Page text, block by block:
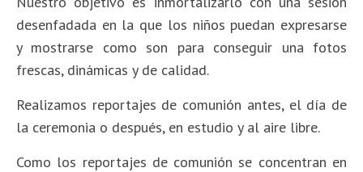
desenfadada en la que los niños puedan expresarse
y mostrarse como son para conseguir una fotos
frescas, dinámicas y de calidad.
Realizamos reportajes de comunión antes, el día de
la ceremonia o después, en estudio y al aire libre.
Como los reportajes de comunión se concentran en